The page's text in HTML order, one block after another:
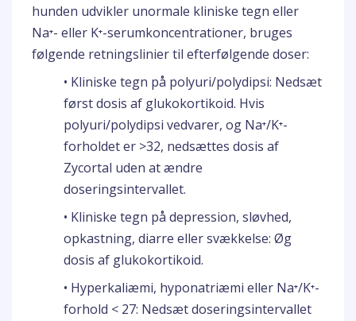
hunden udvikler unormale kliniske tegn eller
Na⁺- eller K⁺-serumkoncentrationer, bruges
følgende retningslinier til efterfølgende doser:
• Kliniske tegn på polyuri/polydipsi: Nedsæt
først dosis af glukokortikoid. Hvis
polyuri/polydipsi vedvarer, og Na⁺/K⁺-
forholdet er >32, nedsættes dosis af
Zycortal uden at ændre
doseringsintervallet.
• Kliniske tegn på depression, sløvhed,
opkastning, diarre eller svækkelse: Øg
dosis af glukokortikoid.
• Hyperkaliæmi, hyponatriæmi eller Na⁺/K⁺-
forhold < 27: Nedsæt doseringsintervallet